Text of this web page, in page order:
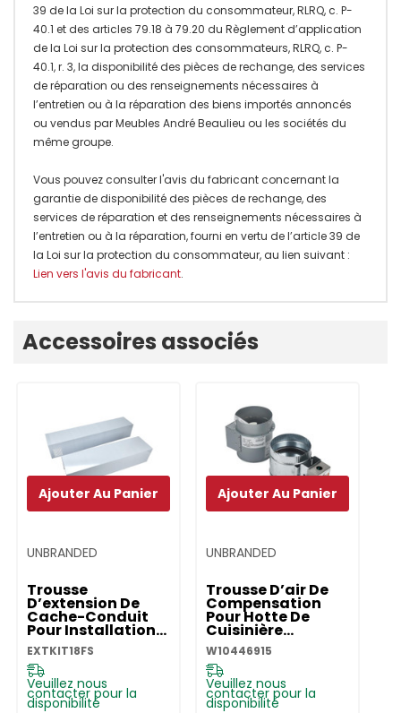
39 de la Loi sur la protection du consommateur, RLRQ, c. P-
40.1 et des articles 79.18 à 79.20 du Règlement d’application
de la Loi sur la protection des consommateurs, RLRQ, c. P-
40.1, r. 3, la disponibilité des pièces de rechange, des services
de réparation ou des renseignements nécessaires à
l’entretien ou à la réparation des biens importés annoncés
ou vendus par Meubles André Beaulieu ou les sociétés du
même groupe.
Vous pouvez consulter l'avis du fabricant concernant la
garantie de disponibilité des pièces de rechange, des
services de réparation et des renseignements nécessaires à
l’entretien ou à la réparation, fourni en vertu de l’article 39 de
la Loi sur la protection du consommateur, au lien suivant :
Lien vers l'avis du fabricant.
personnalisé
Accessoires associés
UNBRANDED
Trousse
D’extension De
Cache-Conduit
Pour Installation
Murale - Acier
Inoxydable
EXTKIT18FS
EXTKIT18FS
Veuillez nous
contacter pour la
disponibilité
Ajouter Au Panier
UNBRANDED
Trousse D’air De
Compensation
Pour Hotte De
Cuisinière
W10446915
W10446915
Veuillez nous
contacter pour la
disponibilité
Ajouter Au Panier